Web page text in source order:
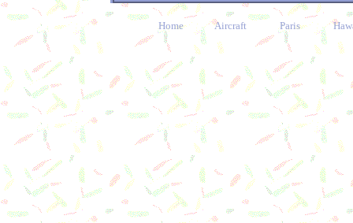
Home Aircraft Paris